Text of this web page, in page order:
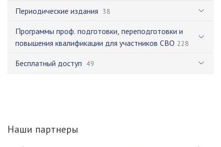
Периодические издания 38
Программы проф. подготовки, переподготовки и
повышения квалификации для участников СВО 228
Бесплатный доступ 49
Наши партнеры